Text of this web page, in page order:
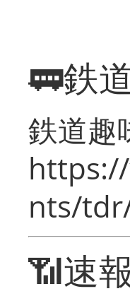
🚃鉄
鉄道趣
nts/
📶速